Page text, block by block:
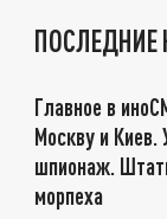
ПОСЛЕДНИЕ
Главное в
Москву и Киев.
шпионаж.
морпеха